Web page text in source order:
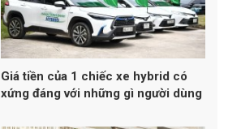
Giá tiền của 1 chiếc xe hybrid có
xứng đáng với những gì người dùng